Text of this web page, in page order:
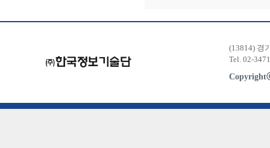
(13814) 경
Tel. 02-